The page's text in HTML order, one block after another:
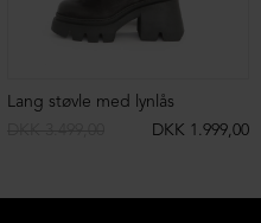
Lang støvle med lynlås
DKK 1.999,00